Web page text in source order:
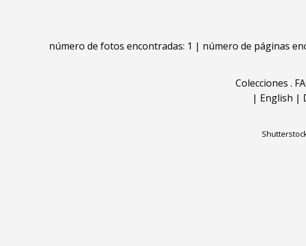
número de fotos encontradas: 1 | número de páginas
Colecciones .
| English |